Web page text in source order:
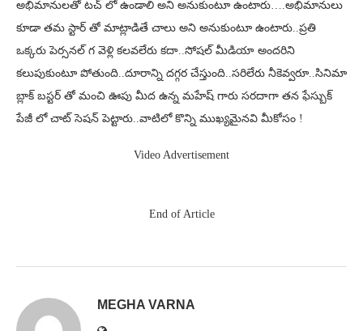
అభిమానులతో టచ్ లో ఉండాలి అని అనుకుంటూ ఉంటారు….అభిమానులు
కూడా తమ స్టార్ తో మాట్లాడితే చాలు అని అనుకుంటూ ఉంటారు..ప్రతి
ఒక్కరు పెర్సనల్ గ వెళ్లి కలవలేరు కదా..సోషల్ మీడియా అందరిని
కలుపుకుంటూ పోతుంది..దూరాన్ని దగ్గర చేస్తుంది..సరిలేరు నీకెవ్వరూ..సినిమా
బ్లాక్ బస్టర్ తో మంచి ఊపు మీద ఉన్న మహేష్ గారు సరదాగా తన ఫేస్బుక్
పేజీ లో చాట్ సెషన్ పెట్టారు..వాటిలో కొన్ని ముఖ్యమైనవి మీకోసం !
Video Advertisement
End of Article
MEGHA VARNA